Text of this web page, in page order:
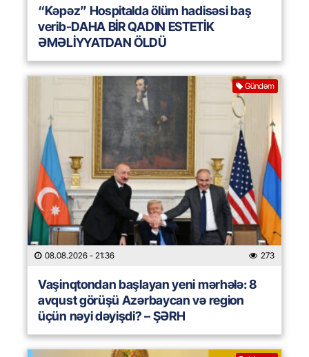
“Kəpəz” Hospitalda ölüm hadisəsi baş
verib-DAHA BİR QADIN ESTETİK
ƏMƏLİYYATDAN ÖLDÜ
Gündəm
08.08.2026 - 21:36 273
Vaşinqtondan başlayan yeni mərhələ: 8
avqust görüşü Azərbaycan və region
üçün nəyi dəyişdi? – ŞƏRH